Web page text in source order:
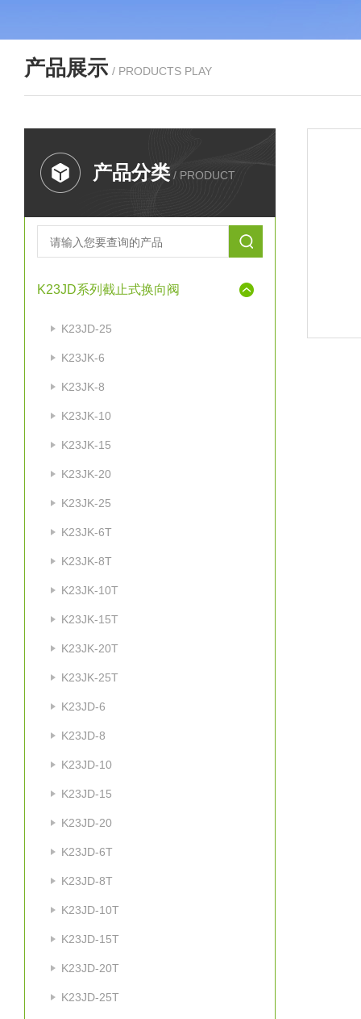
产品展示 / PRODUCTS PLAY
产品分类 / PRODUCT
K23JD系列截止式换向阀
K23JD-25
K23JK-6
K23JK-8
K23JK-10
K23JK-15
K23JK-20
K23JK-25
K23JK-6T
K23JK-8T
K23JK-10T
K23JK-15T
K23JK-20T
K23JK-25T
K23JD-6
K23JD-8
K23JD-10
K23JD-15
K23JD-20
K23JD-6T
K23JD-8T
K23JD-10T
K23JD-15T
K23JD-20T
K23JD-25T